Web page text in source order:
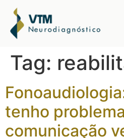
Tag:
tenho
comunicação